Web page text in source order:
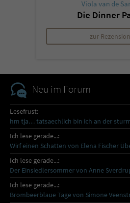
Viola van de
Die Dinner
zur Rezension
Neu im Forum
Lesefrust:
hm tja… tatsaechlich bin ich an der
Ich lese gerade...:
Wirf einen Schatten von Elena Fischer
Ich lese gerade...:
Der Einsiedlersommer von Anne
Ich lese gerade...:
Brombeerblaue Tage von Simone